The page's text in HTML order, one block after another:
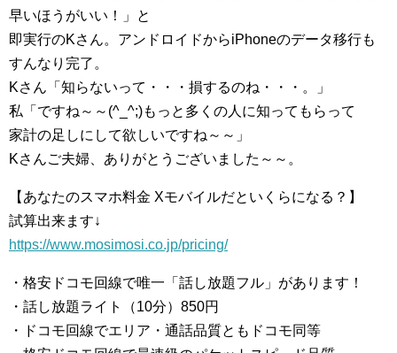
早いほうがいい！」と
即実行のKさん。アンドロイドからiPhoneのデータ移行も
すんなり完了。
Kさん「知らないって・・・損するのね・・・。」
私「ですね～～(^_^;)もっと多くの人に知ってもらって
家計の足しにして欲しいですね～～」
Kさんご夫婦、ありがとうございました～～。
【あなたのスマホ料金 Xモバイルだといくらになる？】
試算出来ます↓
https://www.mosimosi.co.jp/pricing/
・格安ドコモ回線で唯一「話し放題フル」があります！
・話し放題ライト（10分）850円
・ドコモ回線でエリア・通話品質ともドコモ同等